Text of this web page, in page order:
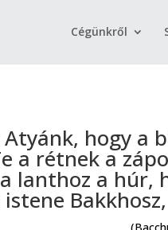
Cégünkről
Atyánk, hogy a
a rétnek a
lanthoz a húr,